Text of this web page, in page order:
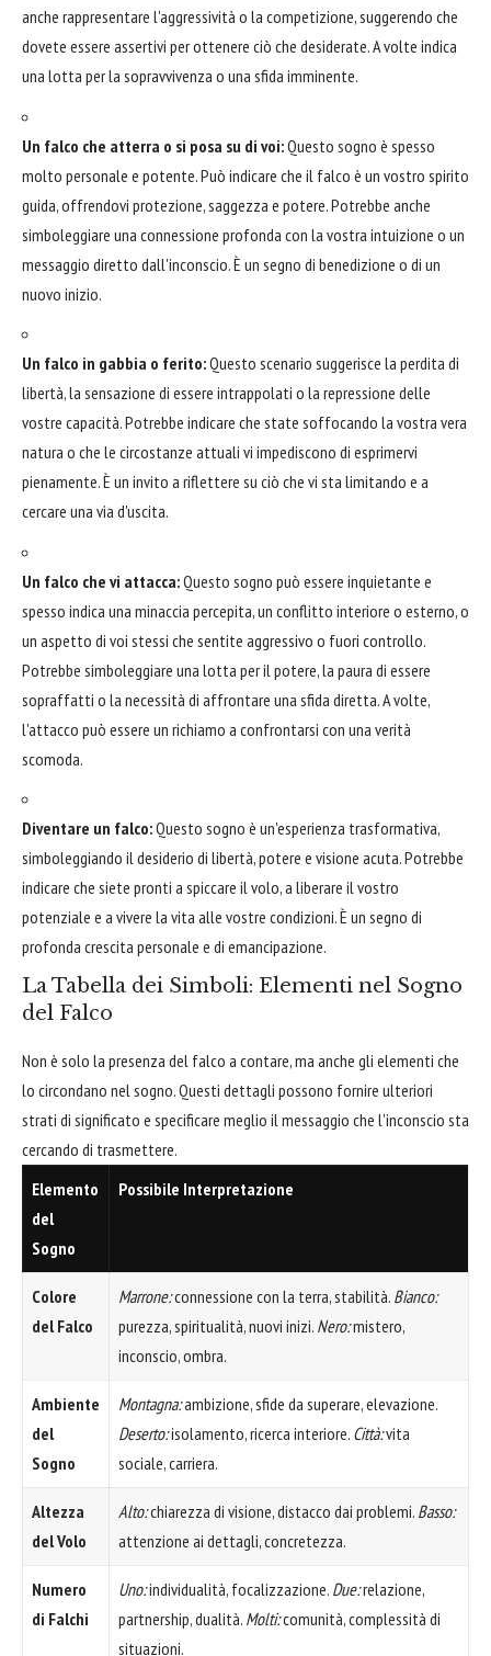
anche rappresentare l'aggressività o la competizione, suggerendo che
dovete essere assertivi per ottenere ciò che desiderate. A volte indica
una lotta per la sopravvivenza o una sfida imminente.
Un falco che atterra o si posa su di voi:Questo sogno è spesso
molto personale e potente. Può indicare che il falco è un vostro spirito
guida, offrendovi protezione, saggezza e potere. Potrebbe anche
simboleggiare una connessione profonda con la vostra intuizione o un
messaggio diretto dall'inconscio. È un segno di benedizione o di un
nuovo inizio.
Un falco in gabbia o ferito:Questo scenario suggerisce la perdita di
libertà, la sensazione di essere intrappolati o la repressione delle
vostre capacità. Potrebbe indicare che state soffocando la vostra vera
natura o che le circostanze attuali vi impediscono di esprimervi
pienamente. È un invito a riflettere su ciò che vi sta limitando e a
cercare una via d'uscita.
Un falco che vi attacca:Questo sogno può essere inquietante e
spesso indica una minaccia percepita, un conflitto interiore o esterno, o
un aspetto di voi stessi che sentite aggressivo o fuori controllo.
Potrebbe simboleggiare una lotta per il potere, la paura di essere
sopraffatti o la necessità di affrontare una sfida diretta. A volte,
l'attacco può essere un richiamo a confrontarsi con una verità
scomoda.
Diventare un falco:Questo sogno è un'esperienza trasformativa,
simboleggiando il desiderio di libertà, potere e visione acuta. Potrebbe
indicare che siete pronti a spiccare il volo, a liberare il vostro
potenziale e a vivere la vita alle vostre condizioni. È un segno di
profonda crescita personale e di emancipazione.
La Tabella dei Simboli: Elementi nel Sogno
del Falco
Non è solo la presenza del falco a contare, ma anche gli elementi che
lo circondano nel sogno. Questi dettagli possono fornire ulteriori
strati di significato e specificare meglio il messaggio che l'inconscio sta
cercando di trasmettere.
Elemento
del
Sogno
Possibile Interpretazione
Colore
del Falco
Marrone:connessione con la terra, stabilità. Bianco:
purezza, spiritualità, nuovi inizi. Nero:mistero,
inconscio, ombra.
Ambiente
del
Sogno
Montagna:ambizione, sfide da superare, elevazione.
Deserto:isolamento, ricerca interiore. Città:vita
sociale, carriera.
Altezza
del Volo
Alto:chiarezza di visione, distacco dai problemi. Basso:
attenzione ai dettagli, concretezza.
Numero
di Falchi
Uno:individualità, focalizzazione. Due:relazione,
partnership, dualità. Molti:comunità, complessità di
situazioni.